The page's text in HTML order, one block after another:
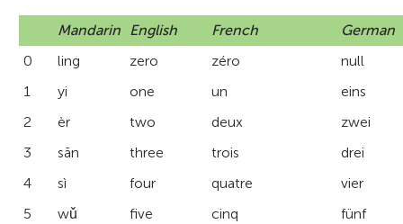
Mandarin English French
German
0
ling zero zéro
null
1
yi one un
eins
2
èr two deux
zwei
3
sān three trois
drei
4
sì four quatre
vier
5
wǔ five cinq
fünf